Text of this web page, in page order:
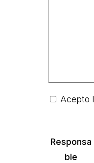
Acepto
Responsa
ble